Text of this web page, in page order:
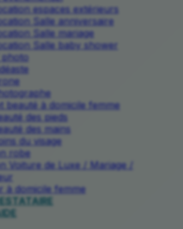
espaces extérieurs
Salle anniversaire
Salle mariage
Salle baby shower
photo
beauté à domicile femme
des pieds
des mains
du visage
robe
Voiture de Luxe / Mariage /
à domicile femme